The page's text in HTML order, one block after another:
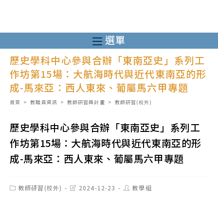
至
主
要
內
容
選單
歷史學科中心參與合辦「東南亞史」系列工
作坊第15場：大航海時代與近代東南亞的形
成-馬來亞：西人東來、葡屬馬六甲專題
首頁 > 教職員資訊 > 教師研習與計畫 > 教師研習(校外)
歷史學科中心參與合辦「東南亞史」系列工
作坊第15場：大航海時代與近代東南亞的形
成-馬來亞：西人東來、葡屬馬六甲專題
Post教師研習(校外)
Post2024-12-23
Post教學組